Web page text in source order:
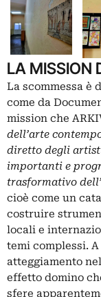
LA MISSION
La scommessa è
come da
mission che
dell’arte
diretto degli
importanti e
trasformativo
cioè come un
costruire
locali e
temi complessi.
atteggiamento
effetto domino
sfere